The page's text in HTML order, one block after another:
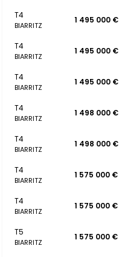
T4
BIARRITZ
1 495 000 €
T4
BIARRITZ
1 495 000 €
T4
BIARRITZ
1 495 000 €
T4
BIARRITZ
1 498 000 €
T4
BIARRITZ
1 498 000 €
T4
BIARRITZ
1 575 000 €
T4
BIARRITZ
1 575 000 €
T5
BIARRITZ
1 575 000 €